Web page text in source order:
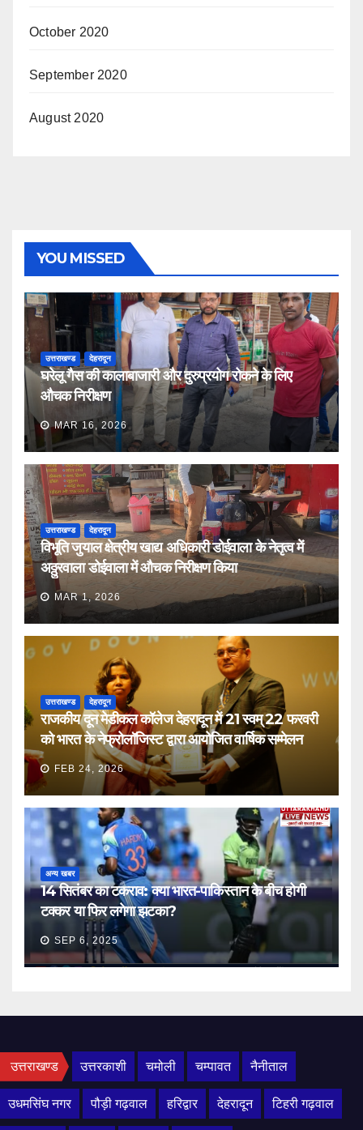
October 2020
September 2020
August 2020
YOU MISSED
उत्तराखण्ड देहरादून
घरेलू गैस की कालाबाजारी और दुरुप्रयोग रोकने के लिए
औचक निरीक्षण
MAR 16, 2026
उत्तराखण्ड देहरादून
विभूति जुयाल क्षेत्रीय खाद्य अधिकारी डोईवाला के नेतृत्व में
अठ्ठुरवाला डोईवाला में औचक निरीक्षण किया
MAR 1, 2026
उत्तराखण्ड देहरादून
राजकीय दून मेडीकल कॉलेज देहरादून में 21 स्वम् 22 फरवरी
को भारत के नेफ्रोलॉजिस्ट द्वारा आयोजित वार्षिक सम्मेलन
FEB 24, 2026
अन्य खबर
14 सितंबर का टकराव: क्या भारत-पाकिस्तान के बीच होगी
टक्कर या फिर लगेगा झटका?
SEP 6, 2025
उत्तराखण्ड उत्तरकाशी चमोली चम्पावत नैनीताल
उधमसिंघ नगर पौड़ी गढ़वाल हरिद्वार देहरादून टिहरी गढ़वाल